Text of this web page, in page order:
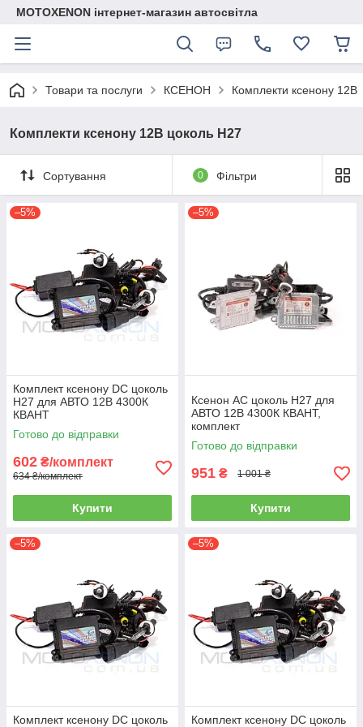
MOTOXENON інтернет-магазин автосвітла
Товари та послуги КСЕНОН Комплекти ксенону 12В
Комплекти ксенону 12В цоколь H27
Сортування 0 Фільтри
–5%
Комплект ксенону DC цоколь
H27 для АВТО 12В 4300К
КВАНТ
Готово до відправки
602 ₴/комплект
634 ₴/комплект
Купити
–5%
Ксенон AC цоколь H27 для
АВТО 12В 4300К КВАНТ,
комплект
Готово до відправки
951 ₴ 1 001 ₴
Купити
–5%
Комплект ксенону DC цоколь
–5%
Комплект ксенону DC цоколь